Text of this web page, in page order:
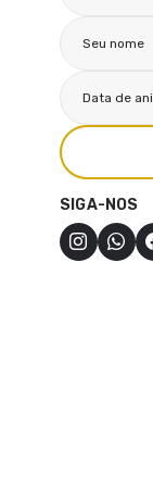
SIGA-NOS